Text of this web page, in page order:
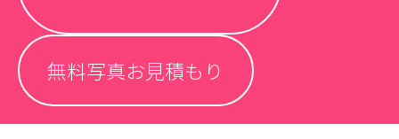
無料写真お見積もり